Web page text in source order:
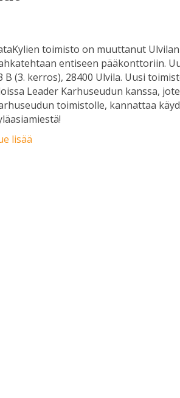
toimisto on muuttanut
entiseen pääkonttoriin.
B (3. kerros), 28400 Ulvila. Uusi
Leader Karhuseudun kanssa,
toimistolle, kannattaa
lisää